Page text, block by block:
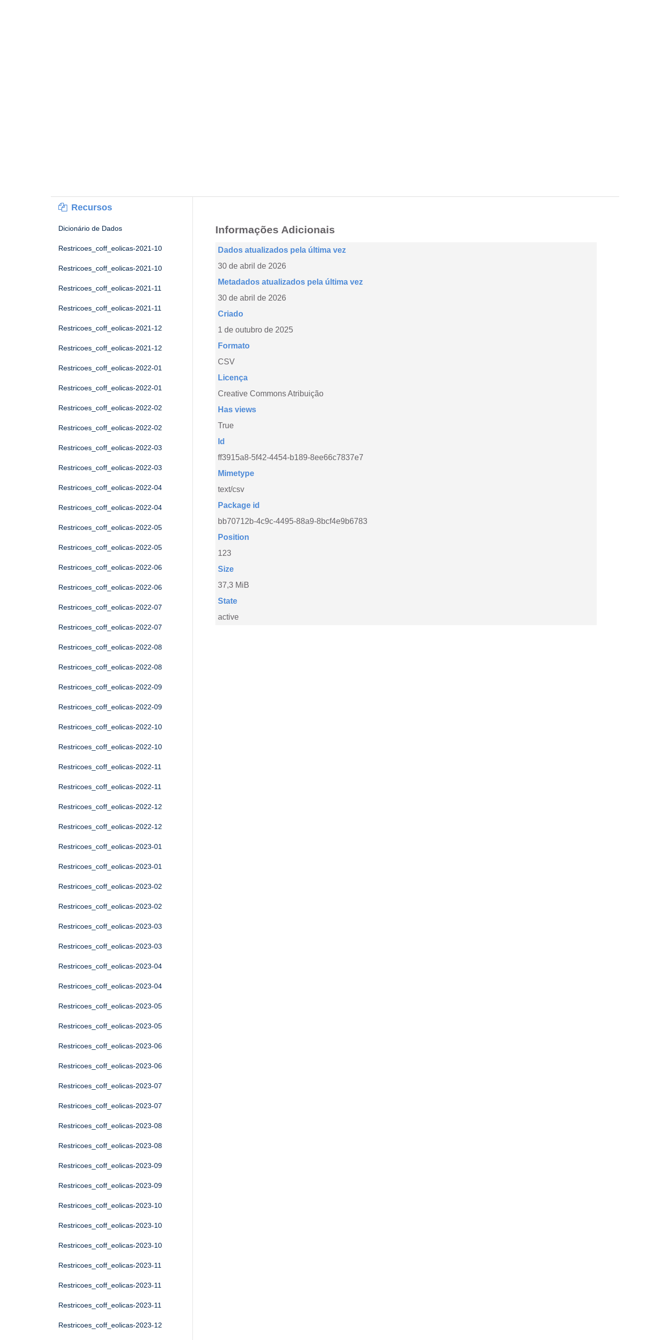
Recursos
Dicionário de Dados
Restricoes_coff_eolicas-2021-10
Restricoes_coff_eolicas-2021-10
Restricoes_coff_eolicas-2021-11
Restricoes_coff_eolicas-2021-11
Restricoes_coff_eolicas-2021-12
Restricoes_coff_eolicas-2021-12
Restricoes_coff_eolicas-2022-01
Restricoes_coff_eolicas-2022-01
Restricoes_coff_eolicas-2022-02
Restricoes_coff_eolicas-2022-02
Restricoes_coff_eolicas-2022-03
Restricoes_coff_eolicas-2022-03
Restricoes_coff_eolicas-2022-04
Restricoes_coff_eolicas-2022-04
Restricoes_coff_eolicas-2022-05
Restricoes_coff_eolicas-2022-05
Restricoes_coff_eolicas-2022-06
Restricoes_coff_eolicas-2022-06
Restricoes_coff_eolicas-2022-07
Restricoes_coff_eolicas-2022-07
Restricoes_coff_eolicas-2022-08
Restricoes_coff_eolicas-2022-08
Restricoes_coff_eolicas-2022-09
Restricoes_coff_eolicas-2022-09
Restricoes_coff_eolicas-2022-10
Restricoes_coff_eolicas-2022-10
Restricoes_coff_eolicas-2022-11
Restricoes_coff_eolicas-2022-11
Restricoes_coff_eolicas-2022-12
Restricoes_coff_eolicas-2022-12
Restricoes_coff_eolicas-2023-01
Restricoes_coff_eolicas-2023-01
Restricoes_coff_eolicas-2023-02
Restricoes_coff_eolicas-2023-02
Restricoes_coff_eolicas-2023-03
Restricoes_coff_eolicas-2023-03
Restricoes_coff_eolicas-2023-04
Restricoes_coff_eolicas-2023-04
Restricoes_coff_eolicas-2023-05
Restricoes_coff_eolicas-2023-05
Restricoes_coff_eolicas-2023-06
Restricoes_coff_eolicas-2023-06
Restricoes_coff_eolicas-2023-07
Restricoes_coff_eolicas-2023-07
Restricoes_coff_eolicas-2023-08
Restricoes_coff_eolicas-2023-08
Restricoes_coff_eolicas-2023-09
Restricoes_coff_eolicas-2023-09
Restricoes_coff_eolicas-2023-10
Restricoes_coff_eolicas-2023-10
Restricoes_coff_eolicas-2023-10
Restricoes_coff_eolicas-2023-11
Restricoes_coff_eolicas-2023-11
Restricoes_coff_eolicas-2023-11
Restricoes_coff_eolicas-2023-12
Informações Adicionais
Dados atualizados pela última vez
30 de abril de 2026
Metadados atualizados pela última vez
30 de abril de 2026
Criado
1 de outubro de 2025
Formato
CSV
Licença
Creative Commons Atribuição
Has views
True
Id
ff3915a8-5f42-4454-b189-8ee66c7837e7
Mimetype
text/csv
Package id
bb70712b-4c9c-4495-88a9-8bcf4e9b6783
Position
123
Size
37,3 MiB
State
active